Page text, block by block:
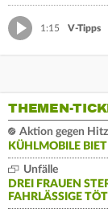
1:15 V-Tipps
THEMEN-
Aktion gegen
KÜHLMOBILE
Unfälle
DREI FRAUEN
AHRLÄSSIGE